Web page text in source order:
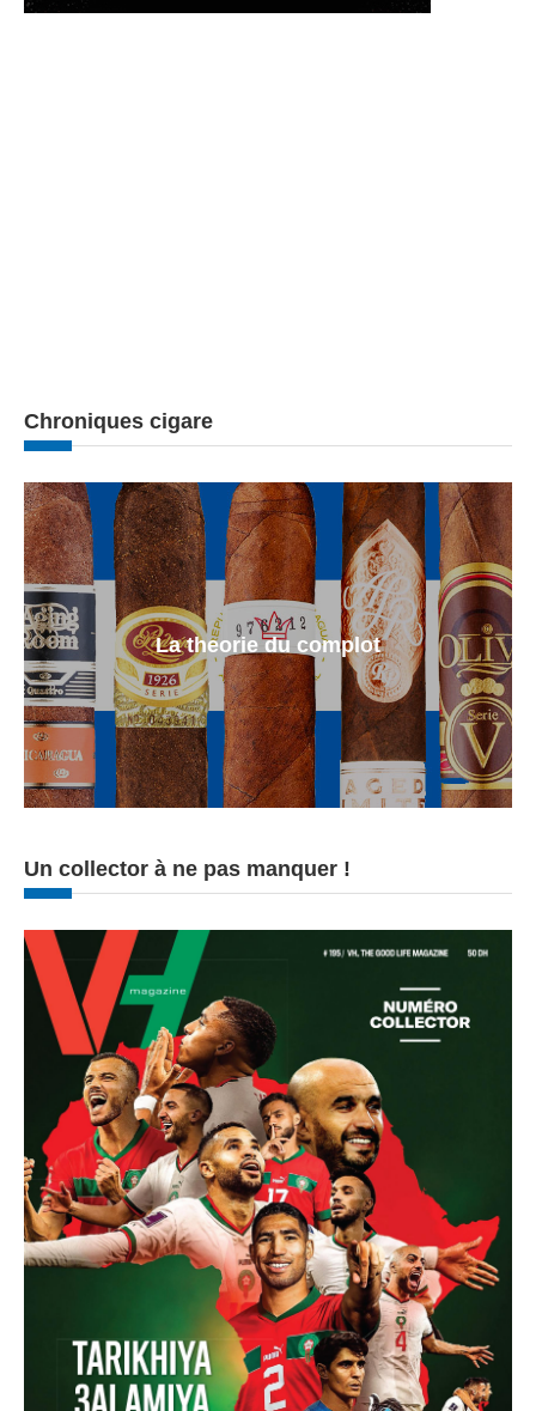
Chroniques cigare
La theorie du complot
Un collector à ne pas manquer !